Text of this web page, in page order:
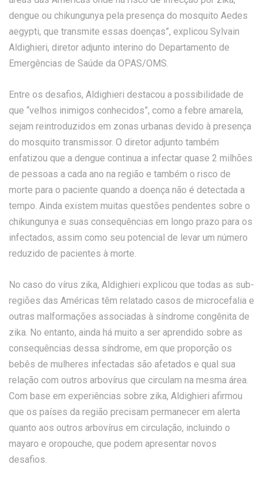
dengue ou chikungunya pela presença do mosquito Aedes
aegypti, que transmite essas doenças”, explicou Sylvain
Aldighieri, diretor adjunto interino do Departamento de
Emergências de Saúde da OPAS/OMS.
Entre os desafios, Aldighieri destacou a possibilidade de
que “velhos inimigos conhecidos”, como a febre amarela,
sejam reintroduzidos em zonas urbanas devido à presença
do mosquito transmissor. O diretor adjunto também
enfatizou que a dengue continua a infectar quase 2 milhões
de pessoas a cada ano na região e também o risco de
morte para o paciente quando a doença não é detectada a
tempo. Ainda existem muitas questões pendentes sobre o
chikungunya e suas consequências em longo prazo para os
infectados, assim como seu potencial de levar um número
reduzido de pacientes à morte.
No caso do vírus zika, Aldighieri explicou que todas as sub-
regiões das Américas têm relatado casos de microcefalia e
outras malformações associadas à síndrome congênita de
zika. No entanto, ainda há muito a ser aprendido sobre as
consequências dessa síndrome, em que proporção os
bebês de mulheres infectadas são afetados e qual sua
relação com outros arbovírus que circulam na mesma área.
Com base em experiências sobre zika, Aldighieri afirmou
que os países da região precisam permanecer em alerta
quanto aos outros arbovírus em circulação, incluindo o
mayaro e oropouche, que podem apresentar novos
desafios.